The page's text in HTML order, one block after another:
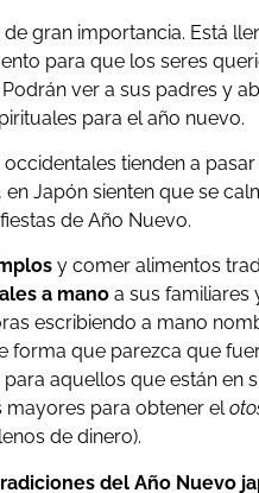
gran importancia. Está
para que los seres
ver a sus padres y
para el año nuevo.
tienden a
en Japón sienten que se
de Año Nuevo.
y comer alimentos
a mano a sus familiares
escribiendo a mano
forma que parezca que
aquellos que están en
mayores para obtener el
de dinero).
del Año Nuevo